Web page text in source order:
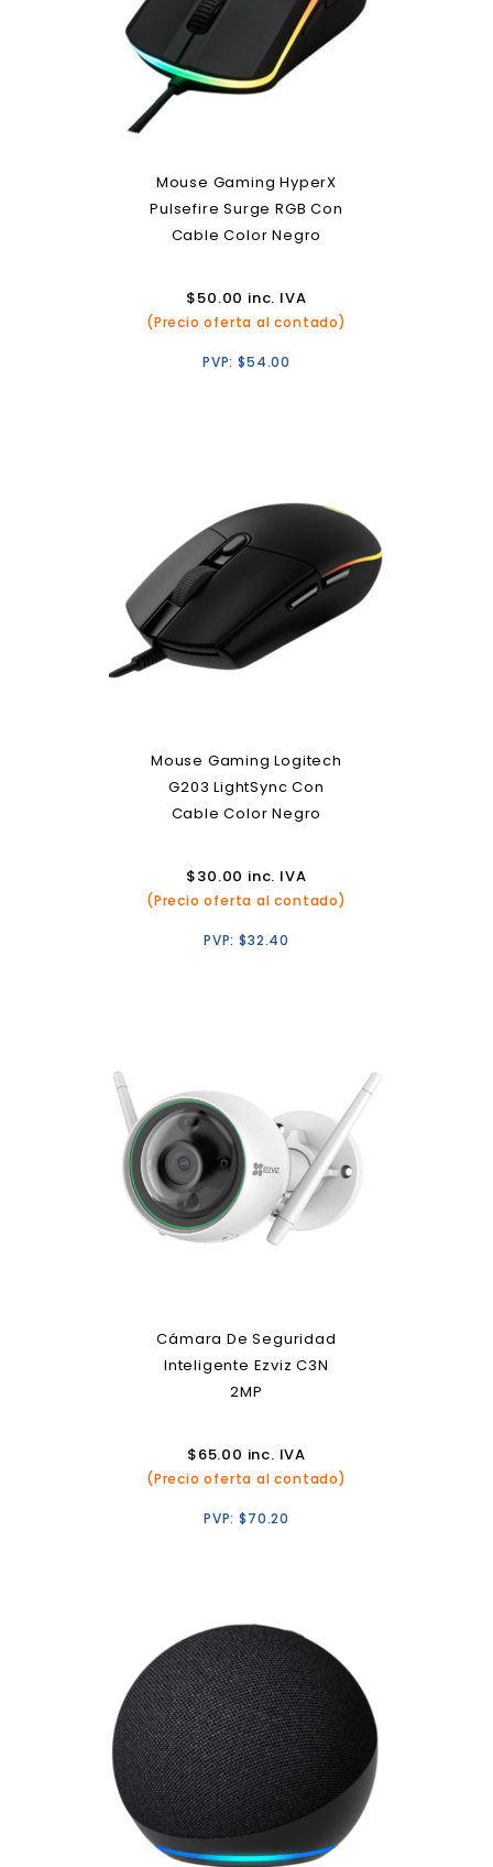
Mouse Gaming HyperX
Pulsefire Surge RGB Con
Cable Color Negro
$50.00 inc. IVA
(Precio oferta al contado)
PVP:$54.00
Mouse Gaming Logitech
G203 LightSync Con
Cable Color Negro
$30.00 inc. IVA
(Precio oferta al contado)
PVP:$32.40
Cámara De Seguridad
Inteligente Ezviz C3N
2MP
$65.00 inc. IVA
(Precio oferta al contado)
PVP:$70.20